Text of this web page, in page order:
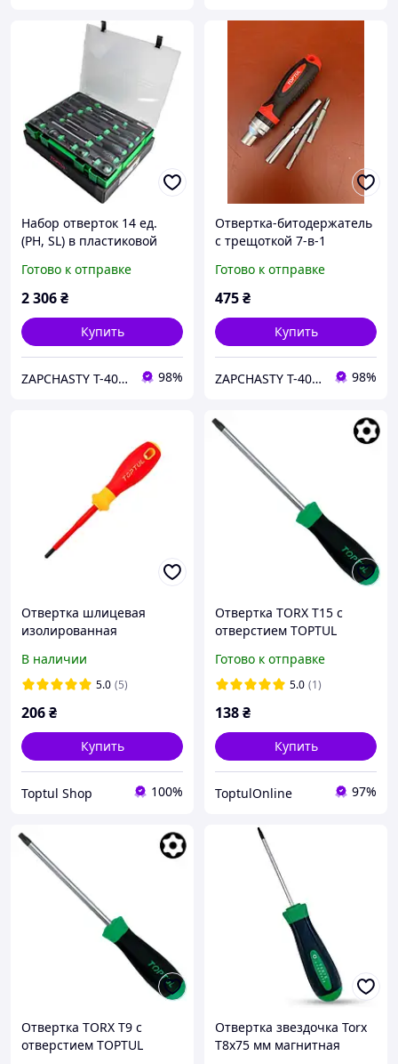
Набор отверток 14 ед.
(PH, SL) в пластиковой
Готово к отправке
2 306₴
Купить
ZAPCHASTY T-40 KHARKIV UA 98%
Отвертка-битодержатель
с трещоткой 7-в-1
Готово к отправке
475₴
Купить
ZAPCHASTY T-40 KHARKIV UA 98%
Отвертка шлицевая
изолированная
Pro-Plus Series Combi-Tip
TOPTUL FYEF0210V4
В наличии
5.0 (5)
206₴
Купить
Toptul Shop 100%
Отвертка TORX T15 с
отверстием TOPTUL
Готово к отправке
5.0 (1)
138₴
Купить
ToptulOnline 97%
Отвертка TORX T9 с
отверстием TOPTUL
Отвертка звездочка Torx
T8x75 мм магнитная